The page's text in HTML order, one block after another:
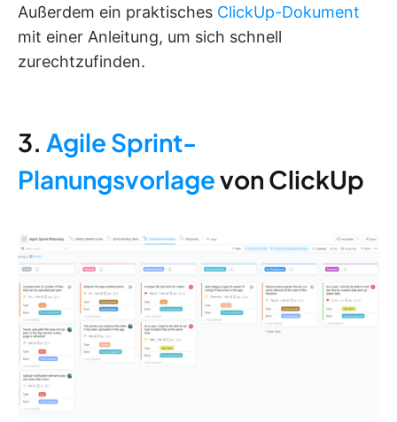
Außerdem ein praktisches ClickUp-Dokument
mit einer Anleitung, um sich schnell
zurechtzufinden.
3. Agile Sprint-
Planungsvorlagevon ClickUp